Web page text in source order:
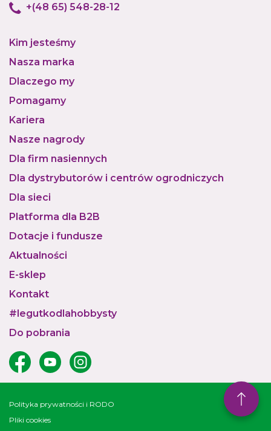
Kim jesteśmy
Nasza marka
Dlaczego my
Pomagamy
Kariera
Nasze nagrody
Dla firm nasiennych
Dla dystrybutorów i centrów ogrodniczych
Dla sieci
Platforma dla B2B
Dotacje i fundusze
Aktualności
E-sklep
Kontakt
#legutkodlahobbysty
Do pobrania
+(48 65) 548-28-12
Polityka prywatności i RODO
Pliki cookies